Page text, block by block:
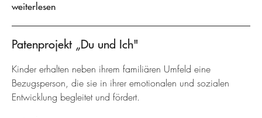
weiterlesen
Patenprojekt „Du und Ich"
Kinder erhalten neben ihrem familiären Umfeld eine
Bezugsperson, die sie in ihrer emotionalen und sozialen
Entwicklung begleitet und fördert.